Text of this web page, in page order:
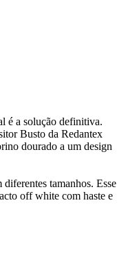
é a solução definitiva.
Busto da Redantex
dourado a um design
tamanhos. Esse
off white com haste e